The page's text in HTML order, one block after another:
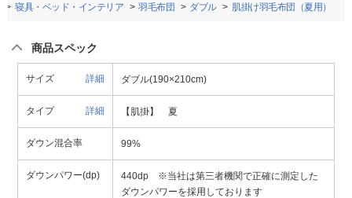
寝具・ベッド・インテリア 羽毛布団 ダブル 肌掛け羽毛布団（夏用）
商品スペック
サイズ 詳細 ダブル(190×210cm)
タイプ 詳細 【肌掛】 夏
ダウン混合率 99%
ダウンパワー(dp)
440dp ※当社は第三者機関で正確に測定した
ダウンパワーを採用しております